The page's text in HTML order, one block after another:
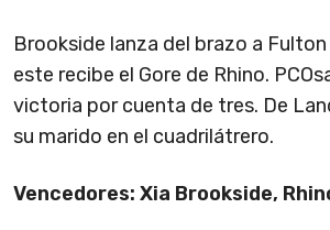
Brookside lanza del brazo a
este recibe el Gore de Rhino.
victoria por cuenta de tres. De
su marido en el cuadrilátrero.
Vencedores: Xia Brookside,